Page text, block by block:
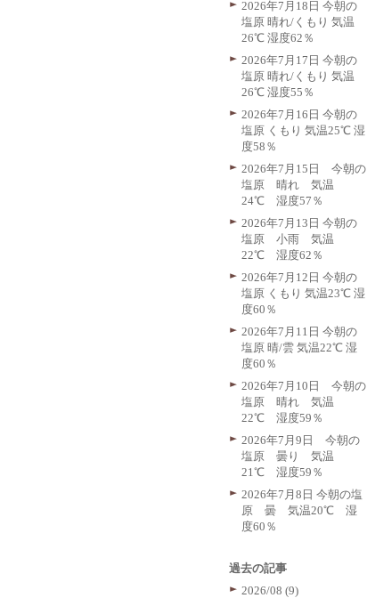
2026年7月18日 今朝の
塩原 晴れ/くもり 気温
26℃ 湿度62％
2026年7月17日 今朝の
塩原 晴れ/くもり 気温
26℃ 湿度55％
2026年7月16日 今朝の
塩原 くもり 気温25℃ 湿
度58％
2026年7月15日 今朝の
塩原 晴れ 気温
24℃ 湿度57％
2026年7月13日 今朝の
塩原 小雨 気温
22℃ 湿度62％
2026年7月12日 今朝の
塩原 くもり 気温23℃ 湿
度60％
2026年7月11日 今朝の
塩原 晴/雲 気温22℃ 湿
度60％
2026年7月10日 今朝の
塩原 晴れ 気温
22℃ 湿度59％
2026年7月9日 今朝の
塩原 曇り 気温
21℃ 湿度59％
2026年7月8日 今朝の塩
原 曇 気温20℃ 湿
度60％
過去の記事
2026/08 (9)